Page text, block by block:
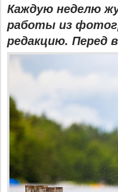
Каждую неделю
работы из
редакцию. Перед